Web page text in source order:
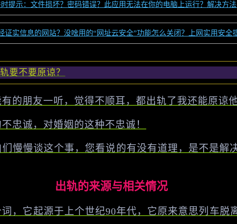
提示：文件损坏？密码错误？此应用无法在你的电脑上运行？解决方
证实信息的网站？没啥用的“网址云安全”功能怎么关闭？上网实用安全
要不要原谅？
的朋友一听，觉得不顺耳，都出轨了我还能原谅他
忠诚，对婚姻的这种不忠诚！
慢慢谈这个事，您看说的有没有道理，是不是解
出轨的来源与相关情况
，它起源于上个世纪90年代，它原来意思列车脱